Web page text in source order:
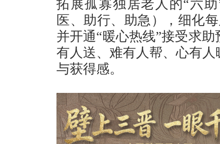
拓展孤寡独居老人的“六
医、助行、助急），细化
并开通“暖心热线”接受求
有人送、难有人帮、心有
与获得感。